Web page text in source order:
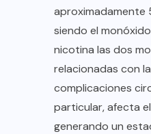
aproximadamente
siendo el
nicotina las dos
relacionadas con
complicaciones
particular, afecta
generando un